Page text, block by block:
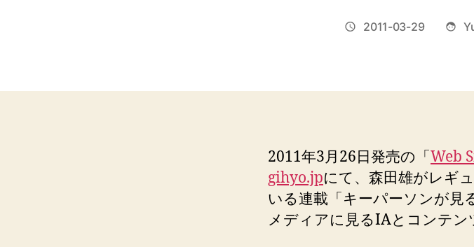
投 2011-03-29
投
2011年3月26日発売の「 Web
gihyo.jpにて、森田雄がレギ
いる連載「キーパーソンが見
メディアに見るIAとコンテン